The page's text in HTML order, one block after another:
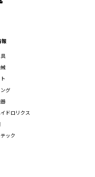
報
グ
ドロリクス
ック